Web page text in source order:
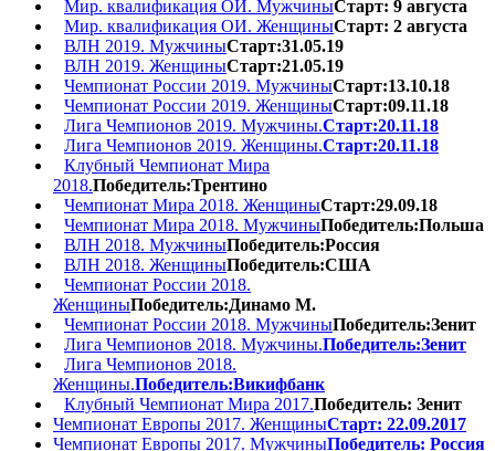
Мир. квалификация ОИ. МужчиныСтарт: 9 августа
Мир. квалификация ОИ. ЖенщиныСтарт: 2 августа
ВЛН 2019. МужчиныСтарт:31.05.19
ВЛН 2019. ЖенщиныСтарт:21.05.19
Чемпионат России 2019. МужчиныСтарт:13.10.18
Чемпионат России 2019. ЖенщиныСтарт:09.11.18
Лига Чемпионов 2019. Мужчины.Старт:20.11.18
Лига Чемпионов 2019. Женщины.Старт:20.11.18
Клубный Чемпионат Мира
2018.Победитель:Трентино
Чемпионат Мира 2018. ЖенщиныСтарт:29.09.18
Чемпионат Мира 2018. МужчиныПобедитель:Польша
ВЛН 2018. МужчиныПобедитель:Россия
ВЛН 2018. ЖенщиныПобедитель:США
Чемпионат России 2018.
ЖенщиныПобедитель:Динамо М.
Чемпионат России 2018. МужчиныПобедитель:Зенит
Лига Чемпионов 2018. Мужчины.Победитель:Зенит
Лига Чемпионов 2018.
Женщины.Победитель:Викифбанк
Клубный Чемпионат Мира 2017.Победитель: Зенит
Чемпионат Европы 2017. ЖенщиныСтарт: 22.09.2017
Чемпионат Европы 2017. МужчиныПобедитель: Россия